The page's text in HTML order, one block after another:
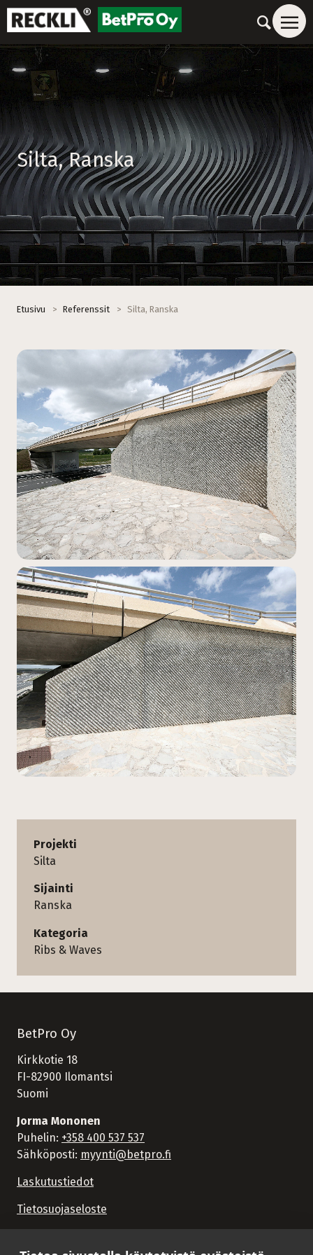
Silta, Ranska
Etusivu > Referenssit > Silta, Ranska
Projekti
Silta
Sijainti
Ranska
Kategoria
Ribs & Waves
BetPro Oy
Kirkkotie 18
FI-82900 Ilomantsi
Suomi
Jorma Mononen
Puhelin: +358 400 537 537
Sähköposti: myynti@betpro.fi
Laskutustiedot
Tietosuojaseloste